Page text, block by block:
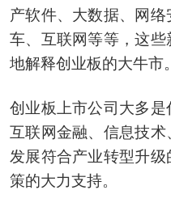
产软件、大数据、网
车、互联网等等，这
地解释创业板的大牛市。
创业板上市公司大多
互联网金融、信息技
发展符合产业转型升
策的大力支持。